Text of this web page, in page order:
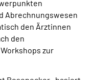
Abrechnungswesen
den Ärztinnen
den
zur